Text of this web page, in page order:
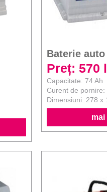
Baterie
Preț: 570
Capacitate: 74 Ah
Curent de pornire:
Dimensiuni: 278 x